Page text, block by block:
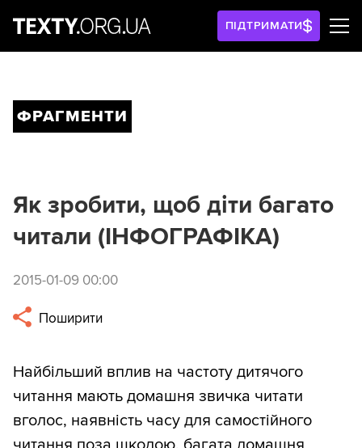
ПІДТРИМАТИ
ФРАГМЕНТИ
Як зробити, щоб діти багато
читали (ІНФОГРАФІКА)
2015-01-09 00:00
Поширити
Найбільший вплив на частоту дитячого
читання мають домашня звичка читати
вголос, наявність часу для самостійного